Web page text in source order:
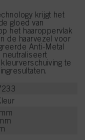
krijgt het
gloed van
het haaroppervlak
de haarvezel voor
Anti-Metal
neutraliseert
te